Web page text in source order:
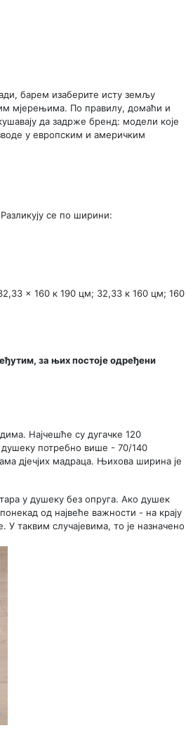
барем изаберите исту земљу
мјерењима. По правилу, домаћи и
да задрже бренд: модели које
у европским и америчким
се по ширини:
× 160 к 190 цм; 32,33 к 160 цм; 160
за њих постоје одређени
Најчешће су дугачке 120
душеку потребно више - 70/140
дјечјих мадраца. Њихова ширина је
у душеку без опруга. Ако душек
од највеће важности - на крају
таквим случајевима, то је назначено